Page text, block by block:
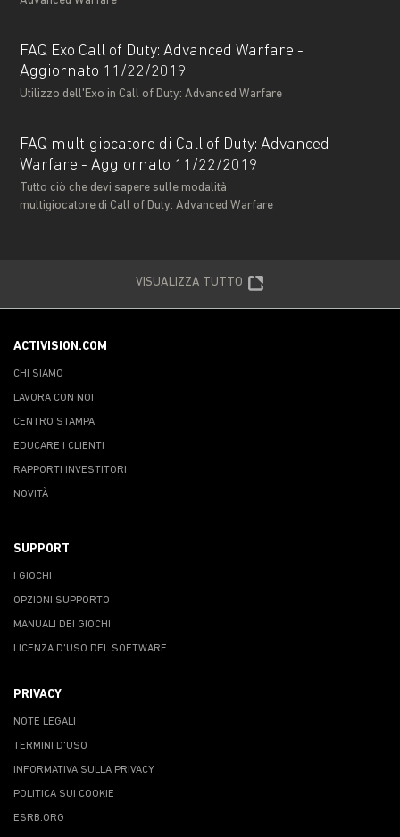
FAQ Exo Call of Duty: Advanced Warfare -
Aggiornato 11/22/2019
Utilizzo dell'Exo in Call of Duty: Advanced Warfare
FAQ multigiocatore di Call of Duty: Advanced
Warfare - Aggiornato 11/22/2019
Tutto ciò che devi sapere sulle modalità
multigiocatore di Call of Duty: Advanced Warfare
VISUALIZZA TUTTO
ACTIVISION.COM
CHI SIAMO
LAVORA CON NOI
CENTRO STAMPA
EDUCARE I CLIENTI
RAPPORTI INVESTITORI
NOVITÀ
SUPPORT
I GIOCHI
OPZIONI SUPPORTO
MANUALI DEI GIOCHI
LICENZA D'USO DEL SOFTWARE
PRIVACY
NOTE LEGALI
TERMINI D'USO
INFORMATIVA SULLA PRIVACY
POLITICA SUI COOKIE
ESRB.ORG